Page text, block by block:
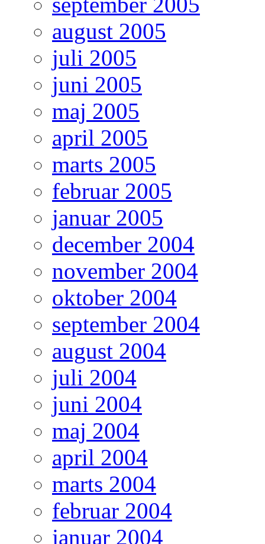
august 2005
juli 2005
juni 2005
maj 2005
april 2005
marts 2005
februar 2005
januar 2005
december 2004
november 2004
oktober 2004
september 2004
august 2004
juli 2004
juni 2004
maj 2004
april 2004
marts 2004
februar 2004
januar 2004